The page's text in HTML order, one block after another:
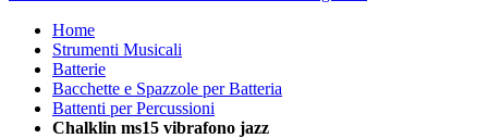
Home
Strumenti Musicali
Batterie
Bacchette e Spazzole per Batteria
Battenti per Percussioni
Chalklin ms15 vibrafono jazz